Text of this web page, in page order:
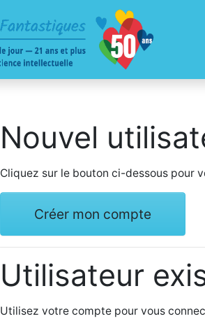
Nouvel
Cliquez sur le bouton ci-dessous pour
Créer mon compte
Utilisateur
Utilisez votre compte pour vous